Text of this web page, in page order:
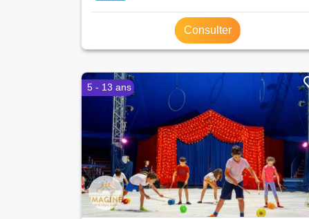
Consulter
5 - 13 ans